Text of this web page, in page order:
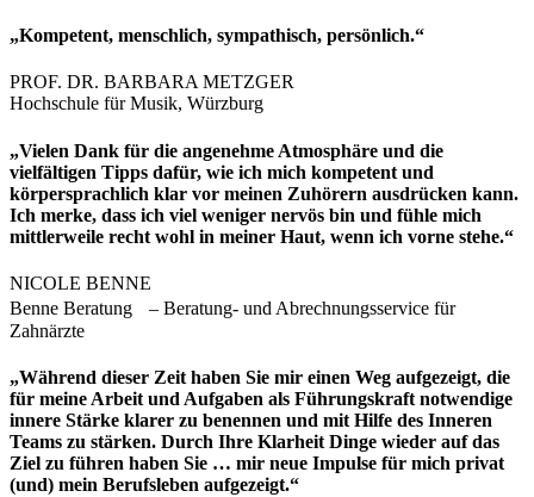
„Kompetent, menschlich, sympathisch, persönlich.“
PROF. DR. BARBARA METZGER
Hochschule für Musik, Würzburg
„Vielen Dank für die angenehme Atmosphäre und die
vielfältigen Tipps dafür, wie ich mich kompetent und
körpersprachlich klar vor meinen Zuhörern ausdrücken kann.
Ich merke, dass ich viel weniger nervös bin und fühle mich
mittlerweile recht wohl in meiner Haut, wenn ich vorne stehe.“
NICOLE BENNE
Benne Beratung – Beratung- und Abrechnungsservice für
Zahnärzte
„Während dieser Zeit haben Sie mir einen Weg aufgezeigt, die
für meine Arbeit und Aufgaben als Führungskraft notwendige
innere Stärke klarer zu benennen und mit Hilfe des Inneren
Teams zu stärken. Durch Ihre Klarheit Dinge wieder auf das
Ziel zu führen haben Sie … mir neue Impulse für mich privat
(und) mein Berufsleben aufgezeigt.“